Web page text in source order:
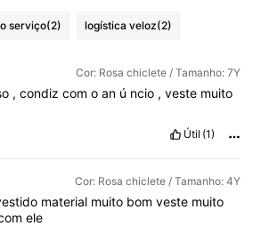
serviço(2) logística veloz(2)
Cor: Rosa chiclete / Tamanho: 7Y
, condiz com o an ú ncio , veste muito
Útil (1)
Cor: Rosa chiclete / Tamanho: 4Y
material muito bom veste muito
ele